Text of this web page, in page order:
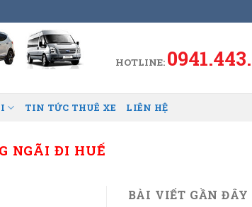
HOTLINE:
TIN TỨC THUÊ XE LIÊN HỆ
NGÃI ĐI HUẾ
BÀI VIẾT GẦN ĐÂY